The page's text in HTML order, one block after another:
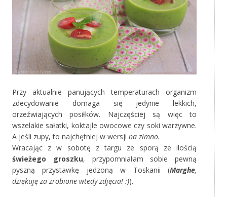
Przy aktualnie panujących temperaturach organizm
zdecydowanie domaga się jedynie lekkich,
orzeźwiających posiłków. Najczęściej są więc to
wszelakie sałatki, koktajle owocowe czy soki warzywne.
A jeśli zupy, to najchętniej w wersji na zimno.
Wracając z w sobotę z targu ze sporą ze ilością
świeżego groszku, przypomniałam sobie pewną
pyszną przystawkę jedzoną w Toskanii (Marghe,
dziękuję za zrobione wtedy zdjęcia! :)).